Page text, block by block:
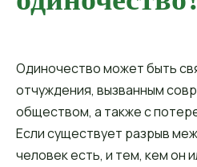
Одиночество может быть
отчуждения, вызванным
обществом, а также с
Если существует разрыв
человек есть, и тем, кем он